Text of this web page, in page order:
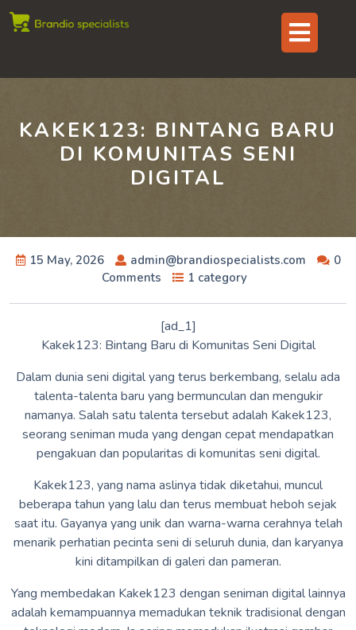
Skip
KAKEK123: BINTANG BARU
DI KOMUNITAS SENI
DIGITAL
15 May, 2026 admin@brandiospecialists.com
0
Comments
1 category
[ad_1]
Kakek123: Bintang Baru di Komunitas Seni Digital
Dalam dunia seni digital yang terus berkembang, selalu ada
talenta-talenta baru yang bermunculan dan mengukir
namanya. Salah satu talenta tersebut adalah Kakek123,
seorang seniman muda yang dengan cepat mendapatkan
pengakuan dan popularitas di komunitas seni digital.
Kakek123, yang nama aslinya tidak diketahui, muncul
beberapa tahun yang lalu dan terus membuat heboh sejak
saat itu. Gayanya yang unik dan warna-warna cerahnya telah
menarik perhatian pecinta seni di seluruh dunia, dan karyanya
kini ditampilkan di galeri dan pameran.
Yang membedakan Kakek123 dengan seniman digital lainnya
adalah kemampuannya memadukan teknik tradisional dengan